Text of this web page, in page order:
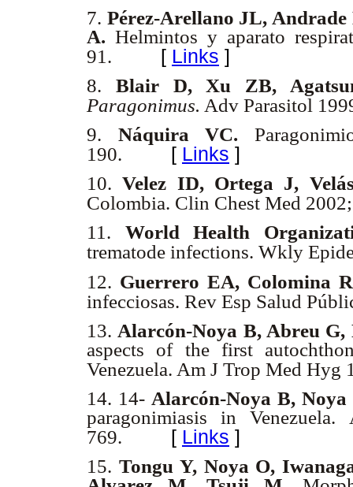
7. Pérez-Arellano JL,
A. Helmintos y aparato
91.
[ Links ]
8. Blair D, Xu ZB,
Paragonimus. Adv Parasitol
9. Náquira VC.
190.
[ Links ]
10.Velez ID, Ortega J,
Colombia. Clin Chest Med
11. World Health
trematode infections. Wkly
12. Guerrero EA, Colomina
infecciosas. Rev Esp Salud
13. Alarcón-Noya B, Abreu
aspects of the first
Venezuela. Am J Trop Med
14. 14- Alarcón-Noya B,
paragonimiasis in
769.
[ Links ]
15. Tongu Y, Noya O,